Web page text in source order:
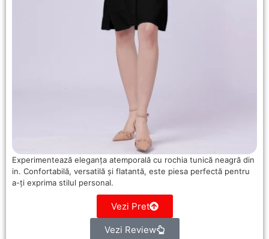
Experimentează eleganța atemporală cu rochia tunică neagră din
in. Confortabilă, versatilă și flatantă, este piesa perfectă pentru
a-ți exprima stilul personal.
Vezi Pret
Vezi Review